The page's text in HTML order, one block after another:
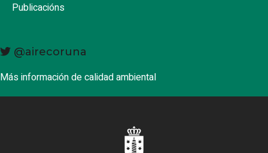
Publicacións
@airecoruna
Más información de calidad ambiental